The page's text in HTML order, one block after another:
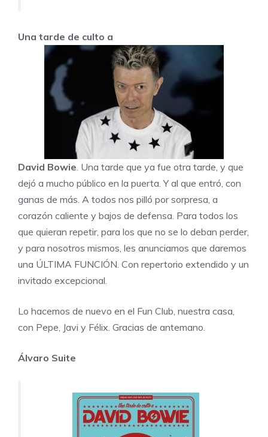
Una tarde de culto a
David Bowie . Una tarde que ya fue otra tarde, y que
dejó a mucho público en la puerta. Y al que entró, con
ganas de más. A todos nos pilló por sorpresa, a
corazón caliente y bajos de defensa. Para todos los
que quieran repetir, para los que no se lo deban perder,
y para nosotros mismos, les anunciamos que daremos
una ÚLTIMA FUNCIÓN. Con repertorio extendido y un
invitado excepcional.
Lo hacemos de nuevo en el Fun Club, nuestra casa,
con Pepe, Javi y Félix. Gracias de antemano.
Álvaro Suite